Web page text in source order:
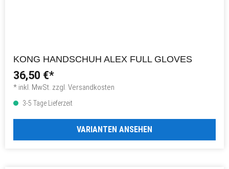
KONG HANDSCHUH ALEX FULL GLOVES
36,50 €*
* inkl. MwSt. zzgl. Versandkosten
3-5 Tage Lieferzeit
VARIANTEN ANSEHEN